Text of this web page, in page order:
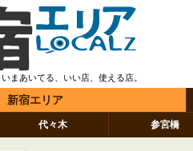
まあいてる、いい店、使える店。
新宿エリア
代々木 参宮橋